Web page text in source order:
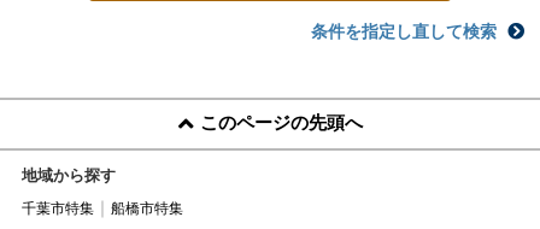
条件を指定し直して検索
このページの先頭へ
地域から探す
千葉市特集 船橋市特集